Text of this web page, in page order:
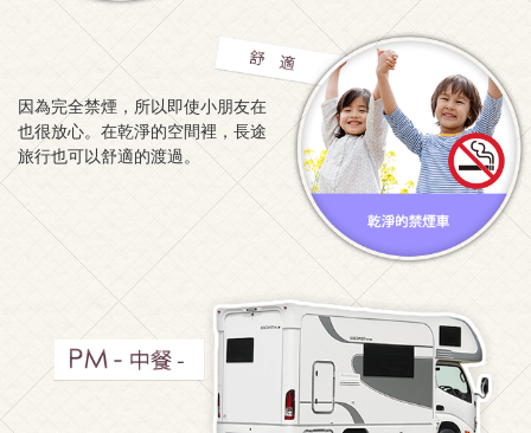
因為完全禁煙，所以即使小朋友在
也很放心。在乾淨的空間裡，長途
旅行也可以舒適的渡過。